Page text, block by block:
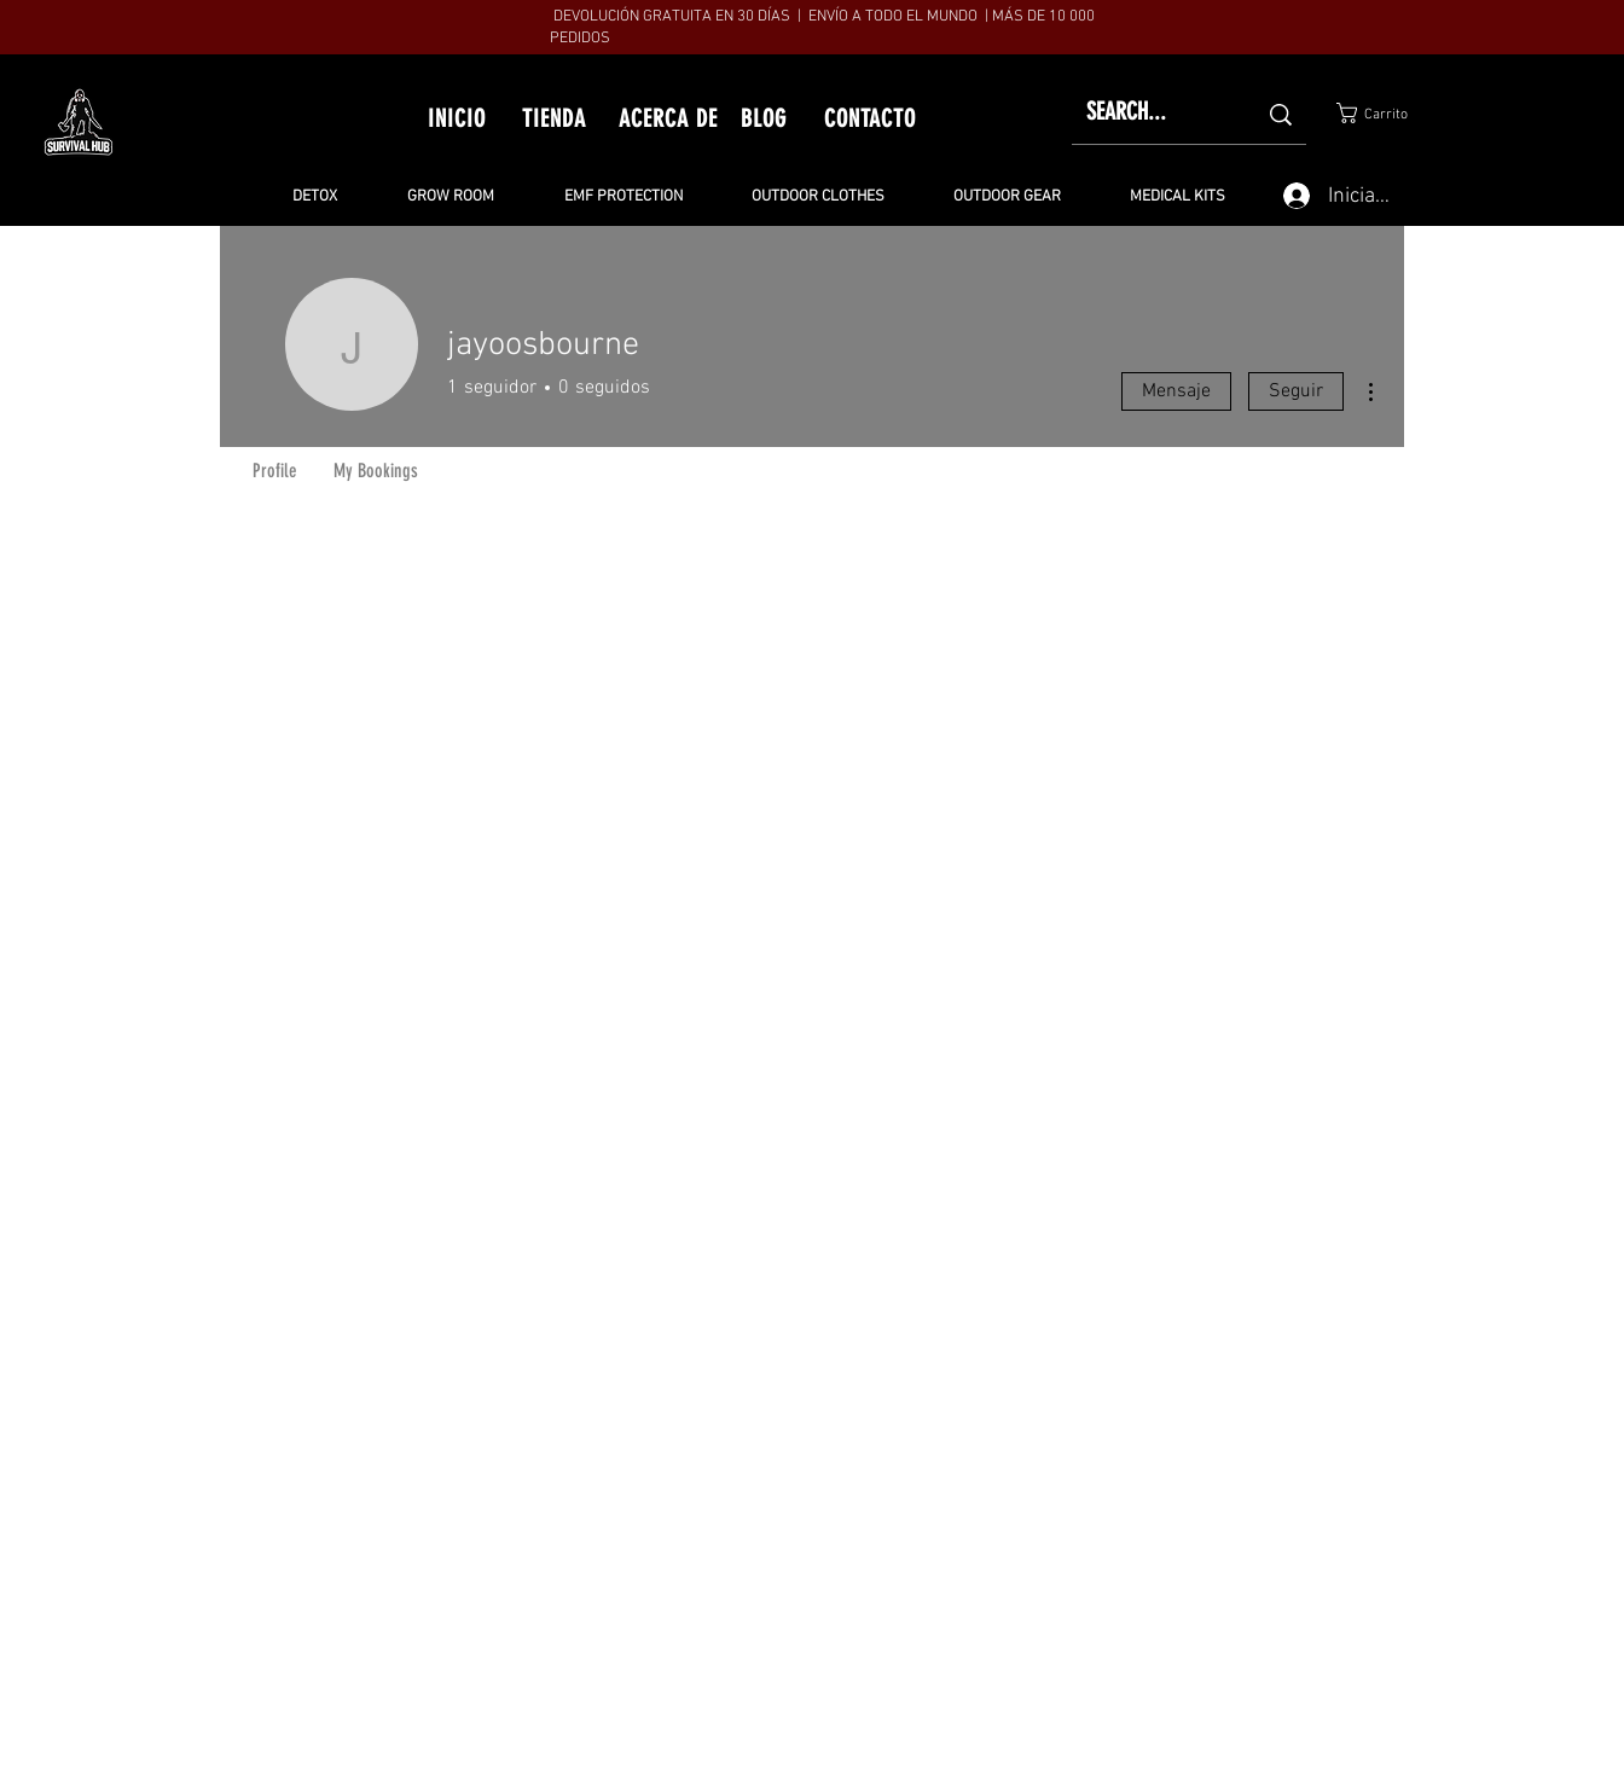
DEVOLUCIÓN GRATUITA EN 30 DÍAS | ENVÍO A TODO EL MUNDO | MÁS DE 10 000
PEDIDOS
INICIO TIENDA ACERCA DE BLOG CONTACTO Carrito
DETOX GROW ROOM EMF PROTECTION OUTDOOR CLOTHES OUTDOOR GEAR MEDICAL KITS Iniciar sesión
jayoosbourne
jayoosbourne
1 seguidor 0 seguidos Mensaje Seguir
Profile My Bookings